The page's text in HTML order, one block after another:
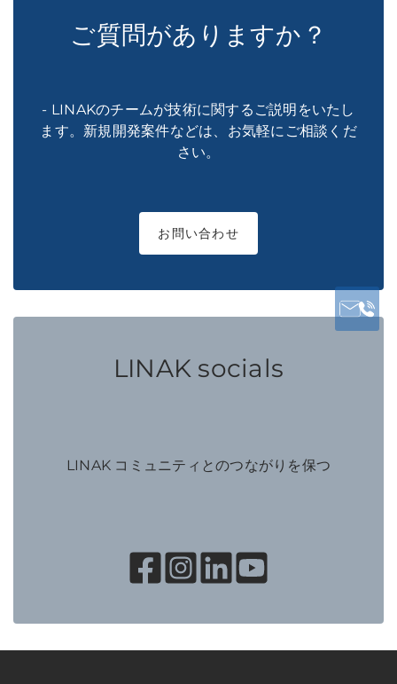
ご質問がありますか？
- LINAKのチームが技術に関するご説明をいたし
ます。新規開発案件などは、お気軽にご相談くだ
さい。
お問い合わせ
LINAK socials
LINAK コミュニティとのつながりを保つ